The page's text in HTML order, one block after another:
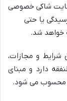
شاکی خصوصی
یا حتی
خواهد شد.
شرایط و مجازات،
دارد و مبنای
محسوب می شود.